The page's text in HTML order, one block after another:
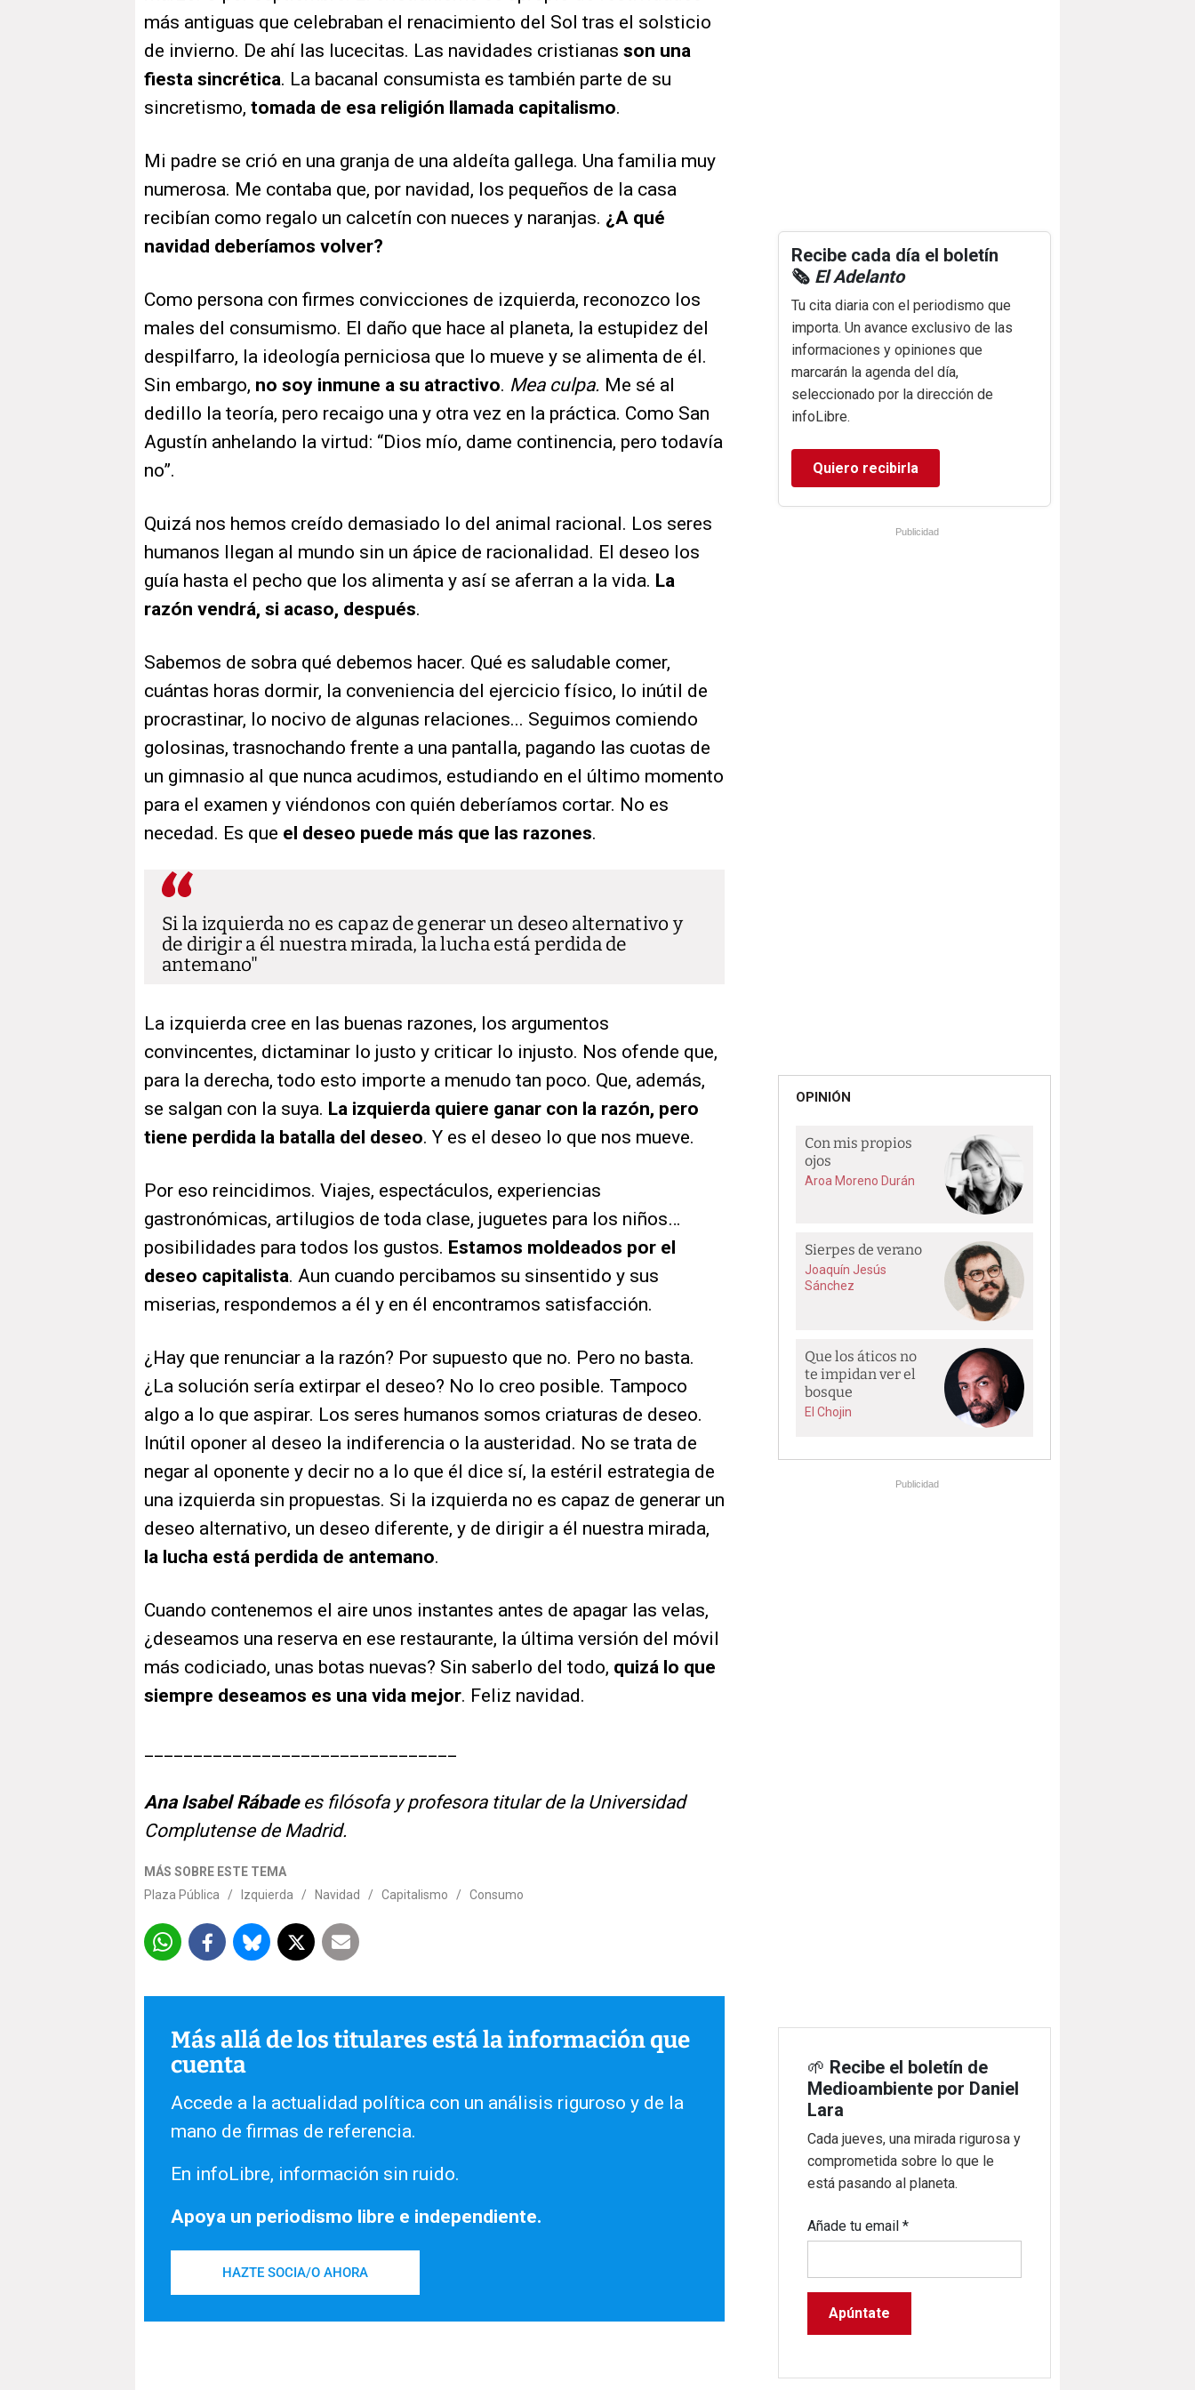
más antiguas que celebraban el renacimiento del Sol tras el solsticio
de invierno. De ahí las lucecitas. Las navidades cristianas son una
fiesta sincrética. La bacanal consumista es también parte de su
sincretismo, tomada de esa religión llamada capitalismo.
Mi padre se crió en una granja de una aldeíta gallega. Una familia muy
numerosa. Me contaba que, por navidad, los pequeños de la casa
recibían como regalo un calcetín con nueces y naranjas. ¿A qué
navidad deberíamos volver?
Como persona con firmes convicciones de izquierda, reconozco los
males del consumismo. El daño que hace al planeta, la estupidez del
despilfarro, la ideología perniciosa que lo mueve y se alimenta de él.
Sin embargo, no soy inmune a su atractivo. Mea culpa. Me sé al
dedillo la teoría, pero recaigo una y otra vez en la práctica. Como San
Agustín anhelando la virtud: “Dios mío, dame continencia, pero todavía
no”.
Quizá nos hemos creído demasiado lo del animal racional. Los seres
humanos llegan al mundo sin un ápice de racionalidad. El deseo los
guía hasta el pecho que los alimenta y así se aferran a la vida. La
razón vendrá, si acaso, después.
Sabemos de sobra qué debemos hacer. Qué es saludable comer,
cuántas horas dormir, la conveniencia del ejercicio físico, lo inútil de
procrastinar, lo nocivo de algunas relaciones... Seguimos comiendo
golosinas, trasnochando frente a una pantalla, pagando las cuotas de
un gimnasio al que nunca acudimos, estudiando en el último momento
para el examen y viéndonos con quién deberíamos cortar. No es
necedad. Es que el deseo puede más que las razones.
Si la izquierda no es capaz de generar un deseo alternativo y
de dirigir a él nuestra mirada, la lucha está perdida de
antemano
La izquierda cree en las buenas razones, los argumentos
convincentes, dictaminar lo justo y criticar lo injusto. Nos ofende que,
para la derecha, todo esto importe a menudo tan poco. Que, además,
se salgan con la suya. La izquierda quiere ganar con la razón, pero
tiene perdida la batalla del deseo. Y es el deseo lo que nos mueve.
Por eso reincidimos. Viajes, espectáculos, experiencias
gastronómicas, artilugios de toda clase, juguetes para los niños…
posibilidades para todos los gustos. Estamos moldeados por el
deseo capitalista. Aun cuando percibamos su sinsentido y sus
miserias, respondemos a él y en él encontramos satisfacción.
¿Hay que renunciar a la razón? Por supuesto que no. Pero no basta.
¿La solución sería extirpar el deseo? No lo creo posible. Tampoco
algo a lo que aspirar. Los seres humanos somos criaturas de deseo.
Inútil oponer al deseo la indiferencia o la austeridad. No se trata de
negar al oponente y decir no a lo que él dice sí, la estéril estrategia de
una izquierda sin propuestas. Si la izquierda no es capaz de generar un
deseo alternativo, un deseo diferente, y de dirigir a él nuestra mirada,
la lucha está perdida de antemano.
Cuando contenemos el aire unos instantes antes de apagar las velas,
¿deseamos una reserva en ese restaurante, la última versión del móvil
más codiciado, unas botas nuevas? Sin saberlo del todo, quizá lo que
siempre deseamos es una vida mejor. Feliz navidad.
Ana Isabel Rábadees filósofa y profesora titular de la Universidad
Complutense de Madrid.
MÁS SOBRE ESTE TEMA
Plaza Pública
/ Izquierda / Navidad / Capitalismo / Consumo
Más allá de los titulares está la información que
cuenta
Accede a la actualidad política con un análisis riguroso y de la
mano de firmas de referencia.
En infoLibre, información sin ruido.
Apoya un periodismo libre e independiente.
HAZTE SOCIA/O AHORA
Recibe cada día el boletín
🗞️ El Adelanto
Tu cita diaria con el periodismo que
importa. Un avance exclusivo de las
informaciones y opiniones que
marcarán la agenda del día,
seleccionado por la dirección de
infoLibre.
Quiero recibirla
Publicidad
OPINIÓN
Con mis propios
ojos
Aroa Moreno Durán
Sierpes de verano
Joaquín Jesús
Sánchez
Que los áticos no
te impidan ver el
bosque
El Chojin
Publicidad
🌱 Recibe el boletín de
Medioambiente por Daniel
Lara
Cada jueves, una mirada rigurosa y
comprometida sobre lo que le
está pasando al planeta.
Añade tu email*